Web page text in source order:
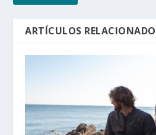
ARTÍCULOS